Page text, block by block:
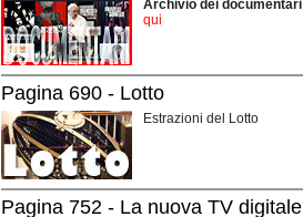
Archivio dei documentari
qui
Pagina 690 - Lotto
Estrazioni del Lotto
Pagina 752 - La nuova TV digitale